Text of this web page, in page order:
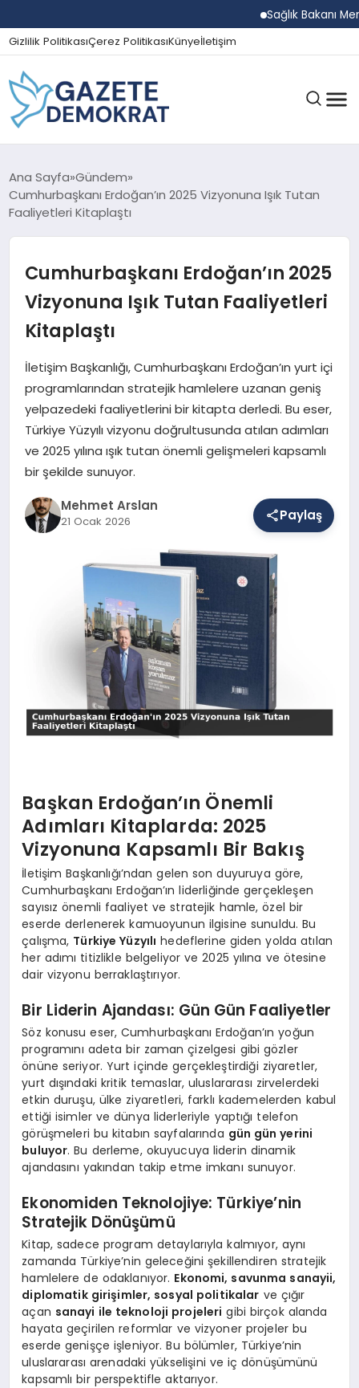
Sağlık Bakanı
Gizlilik PolitikasıÇerez PolitikasıKünyeİletişim
GÜNDEM
EKONOMI
SPOR
SAĞLIK
EĞITIM
DÜNYA
Ana Sayfa Gündem
Cumhurbaşkanı Erdoğan’ın 2025 Vizyonuna Işık Tutan
Faaliyetleri Kitaplaştı
Cumhurbaşkanı Erdoğan’ın 2025
Vizyonuna Işık Tutan Faaliyetleri
Kitaplaştı
İletişim Başkanlığı, Cumhurbaşkanı Erdoğan’ın yurt içi
programlarından stratejik hamlelere uzanan geniş
yelpazedeki faaliyetlerini bir kitapta derledi. Bu eser,
Türkiye Yüzyılı vizyonu doğrultusunda atılan adımları
ve 2025 yılına ışık tutan önemli gelişmeleri kapsamlı
bir şekilde sunuyor.
Mehmet Arslan
21 Ocak 2026 Paylaş
Başkan Erdoğan’ın Önemli
Adımları Kitaplarda: 2025
Vizyonuna Kapsamlı Bir Bakış
İletişim Başkanlığı’ndan gelen son duyuruya göre,
Cumhurbaşkanı Erdoğan’ın liderliğinde gerçekleşen
sayısız önemli faaliyet ve stratejik hamle, özel bir
eserde derlenerek kamuoyunun ilgisine sunuldu. Bu
çalışma, Türkiye Yüzyılı hedeflerine giden yolda atılan
her adımı titizlikle belgeliyor ve 2025 yılına ve ötesine
dair vizyonu berraklaştırıyor.
Bir Liderin Ajandası: Gün Gün Faaliyetler
Söz konusu eser, Cumhurbaşkanı Erdoğan’ın yoğun
programını adeta bir zaman çizelgesi gibi gözler
önüne seriyor. Yurt içinde gerçekleştirdiği ziyaretler,
yurt dışındaki kritik temaslar, uluslararası zirvelerdeki
etkin duruşu, ülke ziyaretleri, farklı kademelerden kabul
ettiği isimler ve dünya liderleriyle yaptığı telefon
görüşmeleri bu kitabın sayfalarında gün gün yerini
buluyor. Bu derleme, okuyucuya liderin dinamik
ajandasını yakından takip etme imkanı sunuyor.
Ekonomiden Teknolojiye: Türkiye’nin
Stratejik Dönüşümü
Kitap, sadece program detaylarıyla kalmıyor, aynı
zamanda Türkiye’nin geleceğini şekillendiren stratejik
hamlelere de odaklanıyor. Ekonomi, savunma sanayii,
diplomatik girişimler, sosyal politikalar ve çığır
açan sanayi ile teknoloji projeleri gibi birçok alanda
hayata geçirilen reformlar ve vizyoner projeler bu
eserde genişçe işleniyor. Bu bölümler, Türkiye’nin
uluslararası arenadaki yükselişini ve iç dönüşümünü
kapsamlı bir perspektifle aktarıyor.